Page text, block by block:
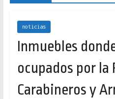
noticias
Inmuebles
ocupados por la
Carabineros y